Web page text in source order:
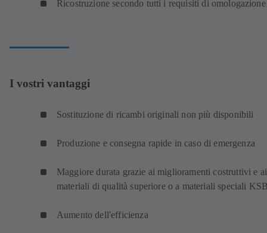
Ricostruzione secondo tutti i requisiti di omologazione
I vostri vantaggi
Sostituzione di ricambi originali non più disponibili
Produzione e consegna rapide in caso di emergenza
Maggiore durata grazie ai miglioramenti costruttivi e ai
materiali di qualità superiore o a materiali speciali
Aumento dell'efficienza